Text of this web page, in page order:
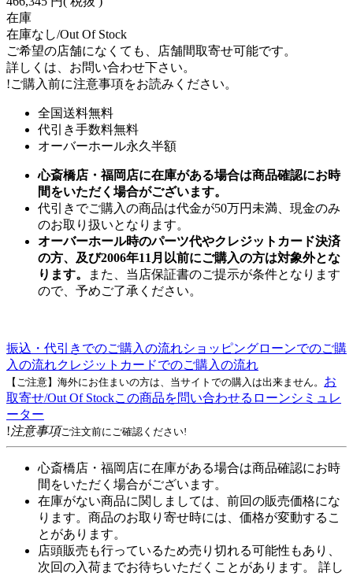
在庫
在庫なし/Out Of Stock
ご希望の店舗になくても、店舗間取寄せ可能です。
詳しくは、お問い合わせ下さい。
!ご購入前に注意事項をお読みください。
全国送料無料
代引き手数料無料
オーバーホール永久半額
心斎橋店・福岡店に在庫がある場合は商品確認にお時
間をいただく場合がございます。
代引きでご購入の商品は代金が50万円未満、現金のみ
のお取り扱いとなります。
オーバーホール時のパーツ代やクレジットカード決済
の方、及び2006年11月以前にご購入の方は対象外とな
ります。
また、当店保証書のご提示が条件となります
ので、予めご了承ください。
振込・代引きでのご購入の流れショッピングローンでのご購
入の流れクレジットカードでのご購入の流れ
【ご注意】海外にお住まいの方は、当サイトでの購入は出来ません。 お
取寄せ/Out Of Stockこの商品を問い合わせる ローンシミュレ
ーター
!注意事項ご注文前にご確認ください!
心斎橋店・福岡店に在庫がある場合は商品確認にお時
間をいただく場合がございます。
在庫がない商品に関しましては、前回の販売価格にな
ります。商品のお取り寄せ時には、価格が変動するこ
とがあります。
店頭販売も行っているため売り切れる可能性もあり、
次回の入荷までお待ちいただくことがあります。 詳し